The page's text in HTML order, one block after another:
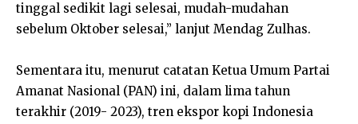
tinggal sedikit lagi selesai, mudah-mudahan
sebelum Oktober selesai,” lanjut Mendag Zulhas.
Sementara itu, menurut catatan Ketua Umum Partai
Amanat Nasional (PAN) ini, dalam lima tahun
terakhir (2019- 2023), tren ekspor kopi Indonesia